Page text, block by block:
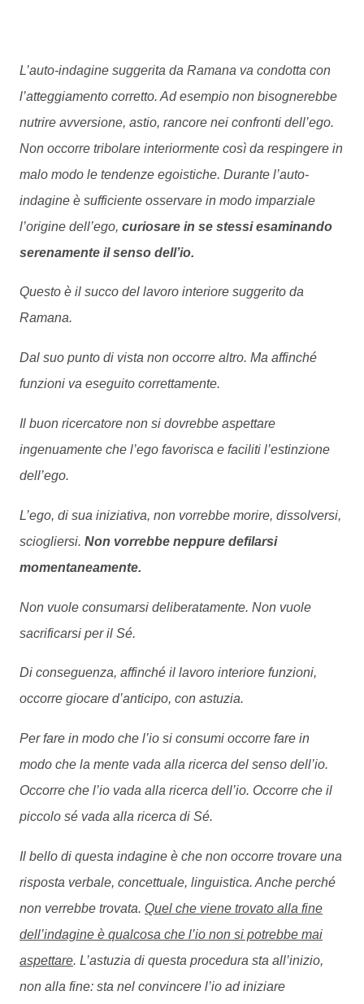
L’auto-indagine suggerita da Ramana va condotta con
l’atteggiamento corretto. Ad esempio non bisognerebbe
nutrire avversione, astio, rancore nei confronti dell’ego.
Non occorre tribolare interiormente così da respingere in
malo modo le tendenze egoistiche. Durante l’auto-
indagine è sufficiente osservare in modo imparziale
l’origine dell’ego, curiosare in se stessi esaminando
serenamente il senso dell’io.
Questo è il succo del lavoro interiore suggerito da
Ramana.
Dal suo punto di vista non occorre altro. Ma affinché
funzioni va eseguito correttamente.
Il buon ricercatore non si dovrebbe aspettare
ingenuamente che l’ego favorisca e faciliti l’estinzione
dell’ego.
L’ego, di sua iniziativa, non vorrebbe morire, dissolversi,
sciogliersi. Non vorrebbe neppure defilarsi
momentaneamente.
Non vuole consumarsi deliberatamente. Non vuole
sacrificarsi per il Sé.
Di conseguenza, affinché il lavoro interiore funzioni,
occorre giocare d’anticipo, con astuzia.
Per fare in modo che l’io si consumi occorre fare in
modo che la mente vada alla ricerca del senso dell’io.
Occorre che l’io vada alla ricerca dell’io. Occorre che il
piccolo sé vada alla ricerca di Sé.
Il bello di questa indagine è che non occorre trovare una
risposta verbale, concettuale, linguistica. Anche perché
non verrebbe trovata. Quel che viene trovato alla fine
dell’indagine è qualcosa che l’io non si potrebbe mai
aspettare. L’astuzia di questa procedura sta all’inizio,
non alla fine: sta nel convincere l’io ad iniziare